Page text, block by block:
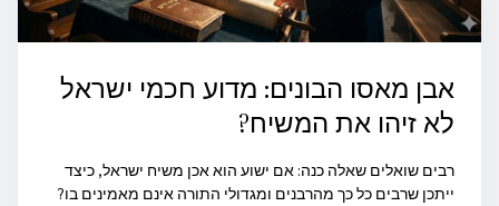
אבן מאסו הבונים: מדוע חכמי ישראל
לא זיהו את המשיח?
רבים שואלים שאלה כנה: אם ישוע הוא אכן משיח ישראל, כיצד
ייתכן שרבים כל כך מהרבנים ומגדולי התורה אינם מאמינים בו?